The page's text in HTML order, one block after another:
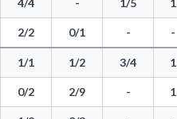
4/4 - 1/5 1
2/2 0/1 - -
1/1 1/2 3/4 1
0/2 2/9 - 1